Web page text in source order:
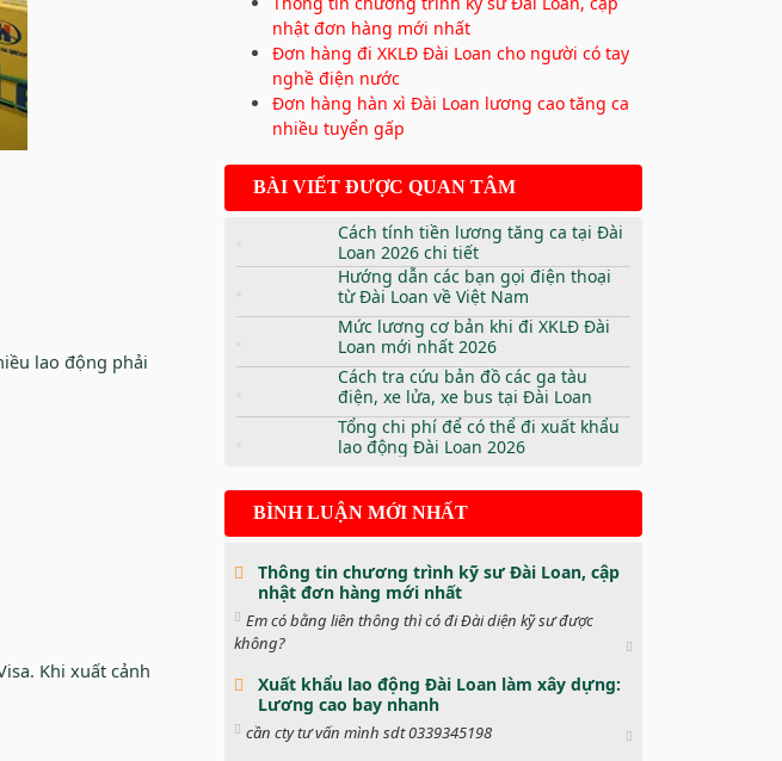
lao động phải
Khi xuất cảnh
nhật đơn hàng mới nhất
Đơn hàng đi XKLĐ Đài Loan cho người có tay
nghề điện nước
Đơn hàng hàn xì Đài Loan lương cao tăng ca
nhiều tuyển gấp
BÀI VIẾT ĐƯỢC QUAN TÂM
Cách tính tiền lương tăng ca tại Đài
Loan 2026 chi tiết
Hướng dẫn các bạn gọi điện thoại
từ Đài Loan về Việt Nam
Mức lương cơ bản khi đi XKLĐ Đài
Loan mới nhất 2026
Cách tra cứu bản đồ các ga tàu
điện, xe lửa, xe bus tại Đài Loan
Tổng chi phí để có thể đi xuất khẩu
lao động Đài Loan 2026
BÌNH LUẬN MỚI NHẤT
Thông tin chương trình kỹ sư Đài Loan, cập
nhật đơn hàng mới nhất
Em có bằng liên thông thì có đi Đài diện kỹ sư được
không?
Xuất khẩu lao động Đài Loan làm xây dựng:
Lương cao bay nhanh
cần cty tư vấn mình sdt 0339345198